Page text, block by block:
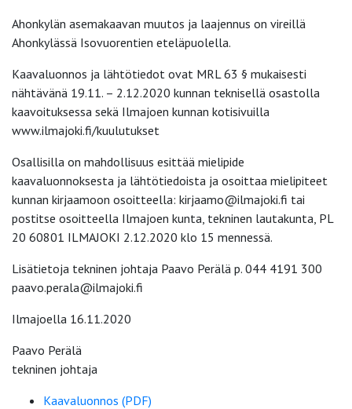
Ahonkylän asemakaavan muutos ja laajennus on vireillä
Ahonkylässä Isovuorentien eteläpuolella.
Kaavaluonnos ja lähtötiedot ovat MRL 63 § mukaisesti
nähtävänä 19.11. – 2.12.2020 kunnan teknisellä osastolla
kaavoituksessa sekä Ilmajoen kunnan kotisivuilla
www.ilmajoki.fi/kuulutukset
Osallisilla on mahdollisuus esittää mielipide
kaavaluonnoksesta ja lähtötiedoista ja osoittaa mielipiteet
kunnan kirjaamoon osoitteella: kirjaamo@ilmajoki.fi tai
postitse osoitteella Ilmajoen kunta, tekninen lautakunta, PL
20 60801 ILMAJOKI 2.12.2020 klo 15 mennessä.
Lisätietoja tekninen johtaja Paavo Perälä p. 044 4191 300
paavo.perala@ilmajoki.fi
Ilmajoella 16.11.2020
Paavo Perälä
tekninen johtaja
Kaavaluonnos (PDF)